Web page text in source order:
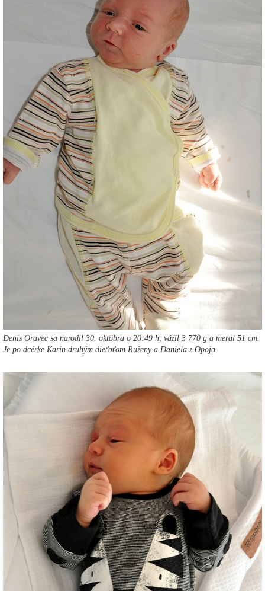
Denis Oravec sa narodil 30. októbra o 20:49 h, vážil 3 770 g a meral 51 cm.
Je po dcérke Karin druhým dieťaťom Ruženy a Daniela z Opoja.